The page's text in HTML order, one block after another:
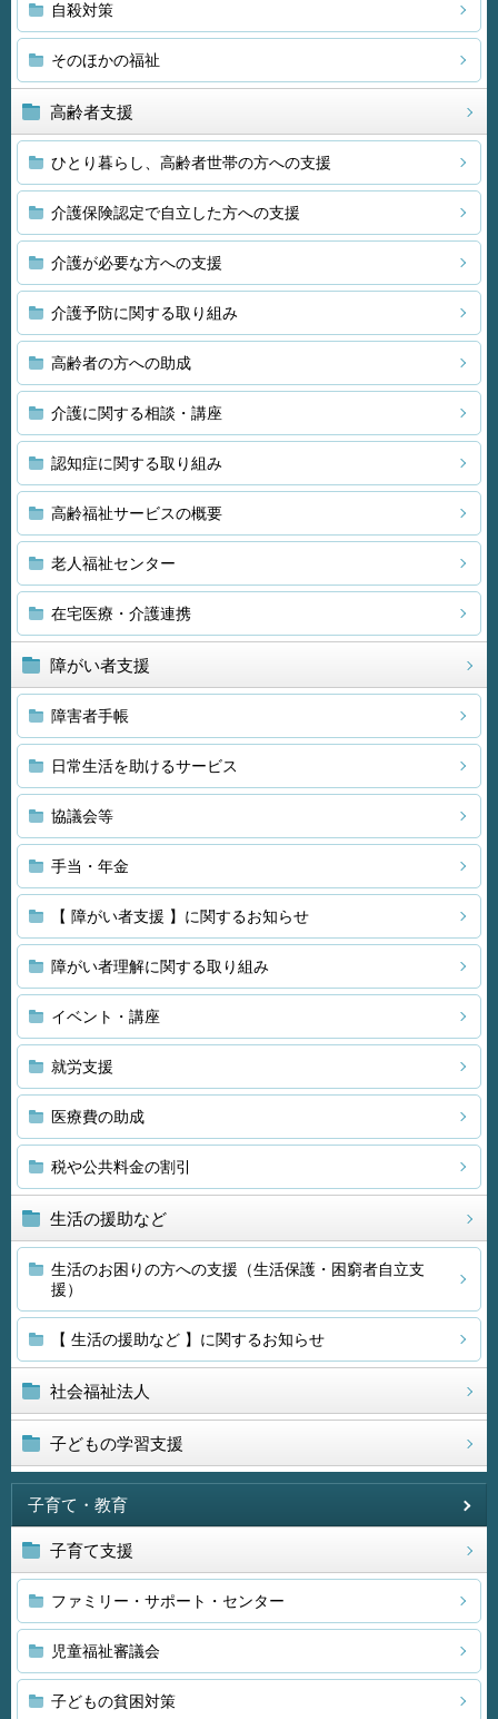
自殺対策
そのほかの福祉
高齢者支援
ひとり暮らし、高齢者世帯の方への支援
介護保険認定で自立した方への支援
介護が必要な方への支援
介護予防に関する取り組み
高齢者の方への助成
介護に関する相談・講座
認知症に関する取り組み
高齢福祉サービスの概要
老人福祉センター
在宅医療・介護連携
障がい者支援
障害者手帳
日常生活を助けるサービス
協議会等
手当・年金
【 障がい者支援 】に関するお知らせ
障がい者理解に関する取り組み
イベント・講座
就労支援
医療費の助成
税や公共料金の割引
生活の援助など
生活のお困りの方への支援（生活保護・困窮者自立支
援）
【 生活の援助など 】に関するお知らせ
社会福祉法人
子どもの学習支援
子育て・教育
子育て支援
ファミリー・サポート・センター
児童福祉審議会
子どもの貧困対策